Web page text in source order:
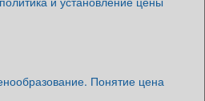
Понятие цена